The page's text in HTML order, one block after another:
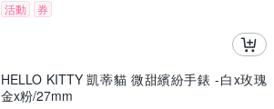
活動 券
HELLO KITTY 凱蒂貓 微甜繽紛手錶 -白x玫瑰
金x粉/27mm